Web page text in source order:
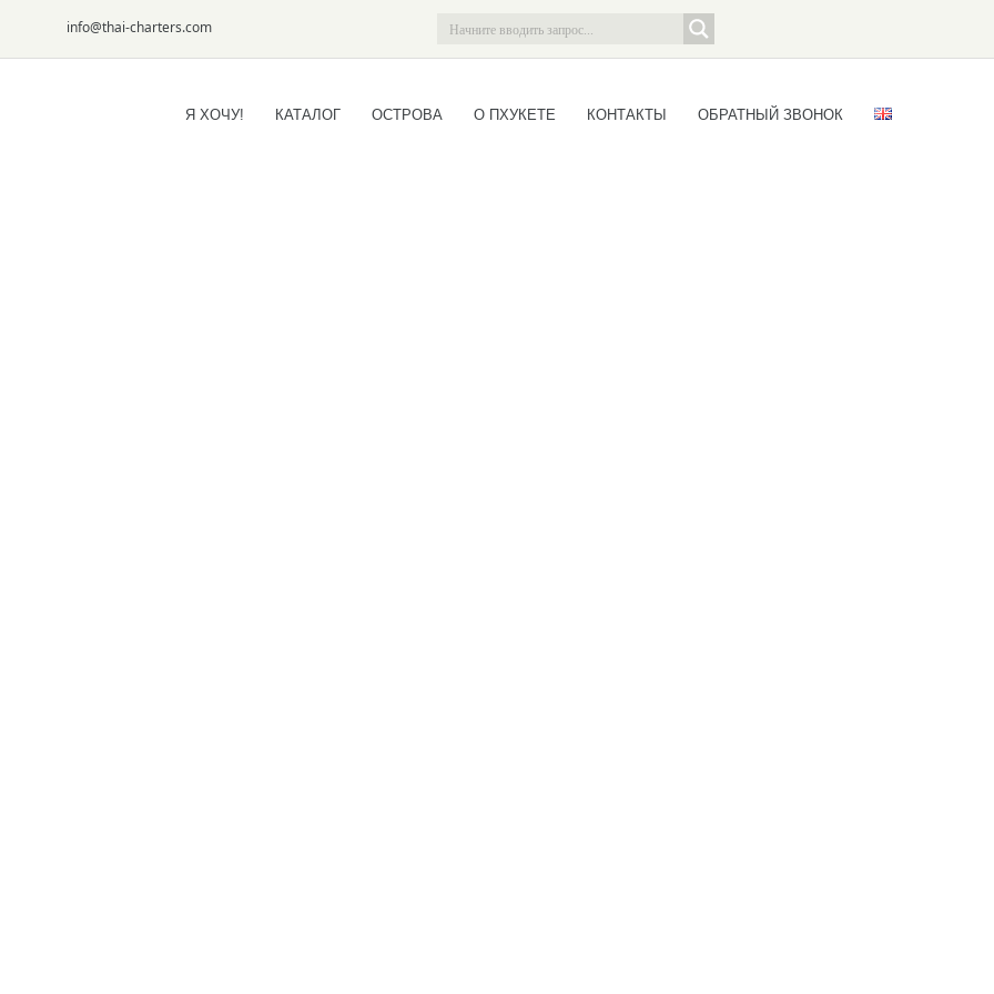
info@thai-charters.com
Я ХОЧУ! КАТАЛОГ ОСТРОВА О ПХУКЕТЕ КОНТАКТЫ ОБРАТНЫЙ ЗВОНОК